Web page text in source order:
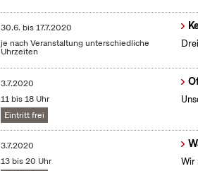
30.6. bis17.7.2020
je nach Veranstaltung unterschiedliche
Uhrzeiten
3.7.2020
11 bis 18 Uhr
Eintritt frei
3.7.2020
13 bis 20 Uhr
Wir